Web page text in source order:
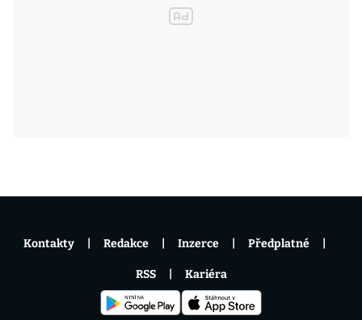
Kontakty Redakce Inzerce Předplatné
RSS Kariéra